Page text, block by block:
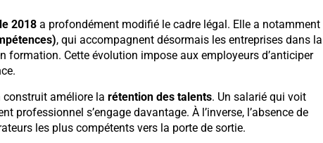
2018a profondément modifié le cadre légal. Elle a notamment
, qui accompagnent désormais les entreprises dans la
formation. Cette évolution impose aux employeurs d’anticiper
améliore la rétention des talents. Un salarié qui voit
professionnel s’engage davantage. À l’inverse, l’absence de
les plus compétents vers la porte de sortie.